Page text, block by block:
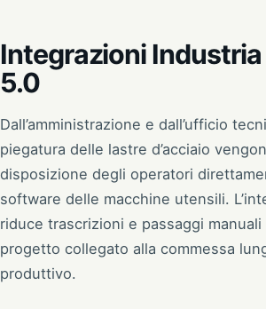
Integrazioni
5.0
Dall’amministrazione e dall’ufficio
piegatura delle lastre d’acciaio
disposizione degli operatori
software delle macchine utensili.
riduce trascrizioni e passaggi
progetto collegato alla commessa
produttivo.